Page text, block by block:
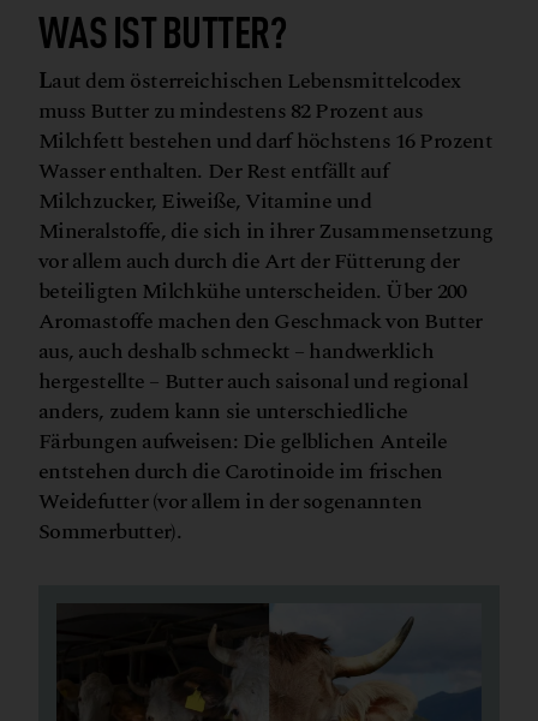
WAS IST BUTTER?
Laut dem österreichischen Lebensmittelcodex
muss Butter zu mindestens 82 Prozent aus
Milchfett bestehen und darf höchstens 16 Prozent
Wasser enthalten. Der Rest entfällt auf
Milchzucker, Eiweiße, Vitamine und
Mineralstoffe, die sich in ihrer Zusammensetzung
vor allem auch durch die Art der Fütterung der
beteiligten Milchkühe unterscheiden. Über 200
Aromastoffe machen den Geschmack von Butter
aus, auch deshalb schmeckt – handwerklich
hergestellte – Butter auch saisonal und regional
anders, zudem kann sie unterschiedliche
Färbungen aufweisen: Die gelblichen Anteile
entstehen durch die Carotinoide im frischen
Weidefutter (vor allem in der sogenannten
Sommerbutter).